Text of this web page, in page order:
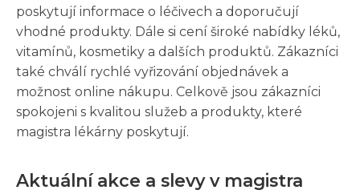
poskytují informace o léčivech a doporučují
vhodné produkty. Dále si cení široké nabídky léků,
vitamínů, kosmetiky a dalších produktů. Zákazníci
také chválí rychlé vyřizování objednávek a
možnost online nákupu. Celkově jsou zákazníci
spokojeni s kvalitou služeb a produkty, které
magistra lékárny poskytují.
Aktuální akce a slevy v magistra